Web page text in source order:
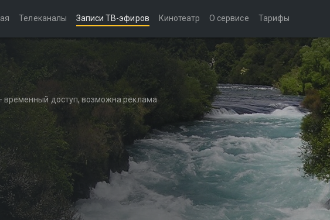
Телеканалы Записи ТВ-эфиров Кинотеатр О сервисе Тарифы
временный доступ, возможна реклама